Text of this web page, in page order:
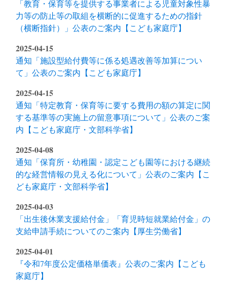
「教育・保育等を提供する事業者による児童対象性暴
力等の防止等の取組を横断的に促進するための指針
（横断指針）」公表のご案内【こども家庭庁】
2025-04-15
通知「施設型給付費等に係る処遇改善等加算につい
て」公表のご案内【こども家庭庁】
2025-04-15
通知「特定教育・保育等に要する費用の額の算定に関
する基準等の実施上の留意事項について」公表のご案
内【こども家庭庁・文部科学省】
2025-04-08
通知「保育所・幼稚園・認定こども園等における継続
的な経営情報の見える化について」公表のご案内【こ
ども家庭庁・文部科学省】
2025-04-03
「出生後休業支援給付金」「育児時短就業給付金」の
支給申請手続についてのご案内【厚生労働省】
2025-04-01
『令和7年度公定価格単価表』公表のご案内【こども
家庭庁】